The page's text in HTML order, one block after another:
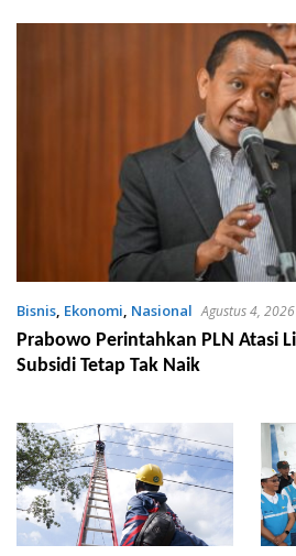
Bisnis, Ekonomi, Nasional Agustus 4, 2026
Prabowo Perintahkan PLN Atasi
Subsidi Tetap Tak Naik